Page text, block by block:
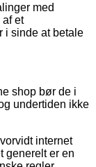
med
af et
i sinde at betale
shop bør de i
undertiden ikke
internet
generelt er en